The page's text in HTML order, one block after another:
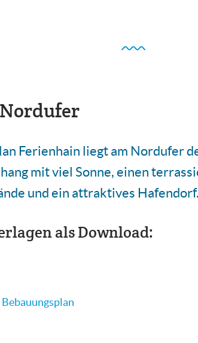
Ferienhain liegt am Nordufer
mit viel Sonne, einen
und ein attraktives Hafendorf.
als Download: